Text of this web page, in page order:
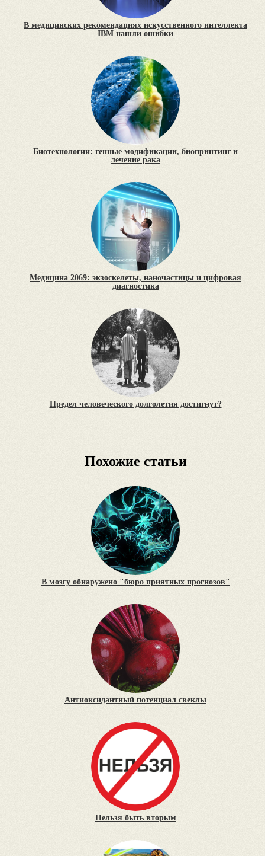
В медицинских рекомендациях искусственного интеллекта
IBM нашли ошибки
Биотехнологии: генные модификации, биопринтинг и
лечение рака
Медицина 2069: экзоскелеты, наночастицы и цифровая
диагностика
Предел человеческого долголетия достигнут?
Похожие статьи
В мозгу обнаружено "бюро приятных прогнозов"
Антиоксидантный потенциал свеклы
Нельзя быть вторым